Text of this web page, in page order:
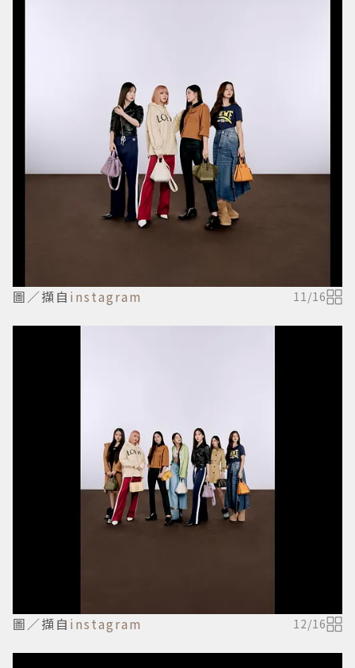
圖／擷自 instagram 11/16
圖／擷自 instagram 12/16